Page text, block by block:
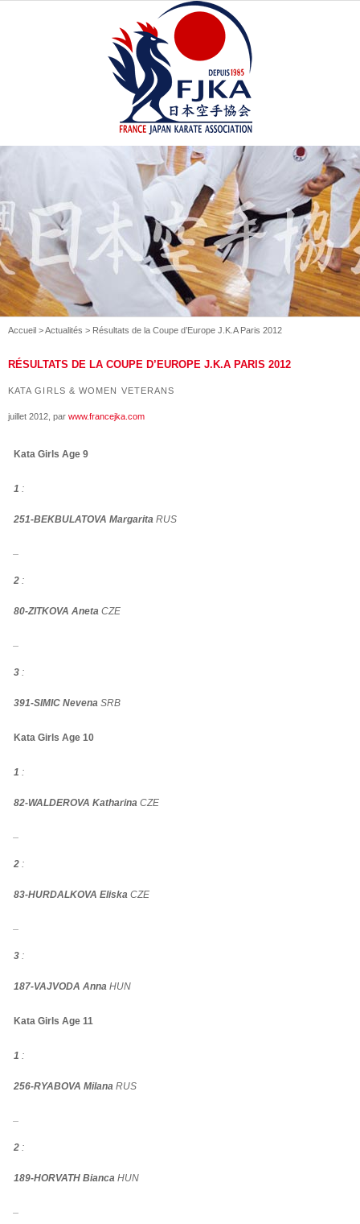
Accueil >Actualités > Résultats de la Coupe d’Europe J.K.A Paris 2012
RÉSULTATS DE LA COUPE D’EUROPE J.K.A PARIS 2012
KATA GIRLS & WOMEN VETERANS
juillet 2012 , par www.francejka.com
Kata Girls Age 9
1 :
251-BEKBULATOVA Margarita RUS
2 :
80-ZITKOVA Aneta CZE
3 :
391-SIMIC Nevena SRB
Kata Girls Age 10
1 :
82-WALDEROVA Katharina CZE
2 :
83-HURDALKOVA Eliska CZE
3 :
187-VAJVODA Anna HUN
Kata Girls Age 11
1 :
256-RYABOVA Milana RUS
2 :
189-HORVATH Bianca HUN